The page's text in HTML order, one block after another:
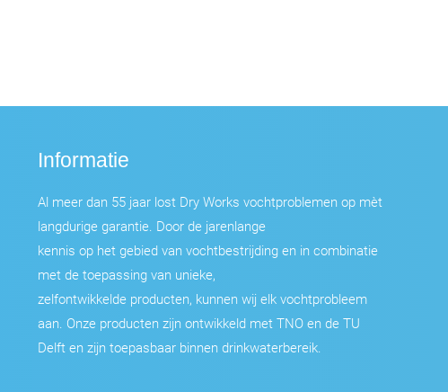
Informatie
Al meer dan 55 jaar lost Dry Works vochtproblemen op mèt
langdurige garantie. Door de jarenlange
kennis op het gebied van vochtbestrijding en in combinatie
met de toepassing van unieke,
zelfontwikkelde producten, kunnen wij elk vochtprobleem
aan. Onze producten zijn ontwikkeld met TNO en de TU
Delft en zijn toepasbaar binnen drinkwaterbereik.